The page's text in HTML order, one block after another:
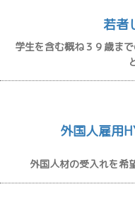
若者
学生を含む概ね３９歳ま
外国人雇用
外国人材の受入れを希